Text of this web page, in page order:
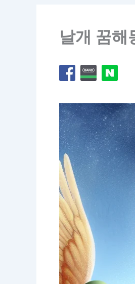
날개 꿈해